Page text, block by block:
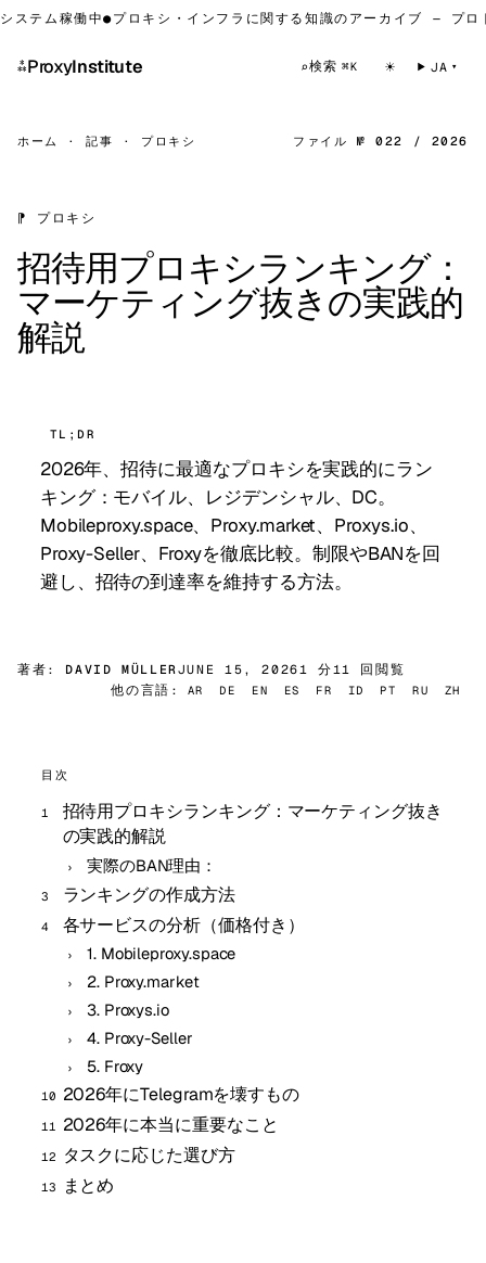
ム稼働中●プロキシ・インフラに関する知識のアーカイブ — プロトコ
⁂ProxyInstitute ⌕検索 ⌘K ☀ JA
ホーム · 記事 · プロキシ ファイル № 022 / 2026
⁋ プロキシ
招待用プロキシランキング：
マーケティング抜きの実践的
解説
TL;DR
2026年、招待に最適なプロキシを実践的にラン
キング：モバイル、レジデンシャル、DC。
Mobileproxy.space、Proxy.market、Proxys.io、
Proxy-Seller、Froxyを徹底比較。制限やBANを回
避し、招待の到達率を維持する方法。
著者: DAVID MÜLLERJUNE 15, 20261 分11 回閲覧
他の言語:
AR DE EN ES FR ID PT RU ZH
目次
招待用プロキシランキング：マーケティング抜き
の実践的解説
実際のBAN理由：
ランキングの作成方法
各サービスの分析（価格付き）
1. Mobileproxy.space
2. Proxy.market
3. Proxys.io
4. Proxy-Seller
5. Froxy
2026年にTelegramを壊すもの
2026年に本当に重要なこと
タスクに応じた選び方
まとめ